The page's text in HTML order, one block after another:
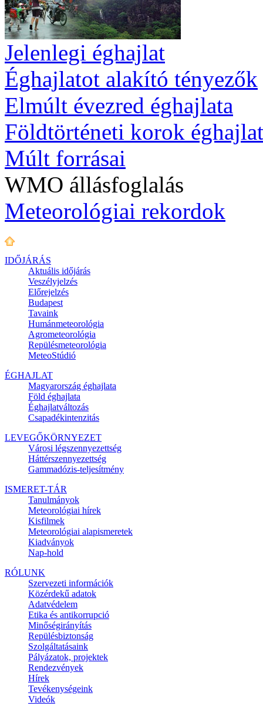
Jelenlegi éghajlat
Éghajlatot alakító tényezők
Elmúlt évezred éghajlata
Földtörténeti korok
Múlt forrásai
WMO állásfoglalás
Meteorológiai rekordok
IDŐJÁRÁS
Aktuális időjárás
Veszélyjelzés
Előrejelzés
Budapest
Tavaink
Humánmeteorológia
Agrometeorológia
Repülésmeteorológia
MeteoStúdió
ÉGHAJLAT
Magyarország éghajlata
Föld éghajlata
Éghajlatváltozás
Csapadékintenzitás
LEVEGŐKÖRNYEZET
Városi légszennyezettség
Háttérszennyezettség
Gammadózis-teljesítmény
ISMERET-TÁR
Tanulmányok
Meteorológiai hírek
Kisfilmek
Meteorológiai alapismeretek
Kiadványok
Nap-hold
RÓLUNK
Szervezeti információk
Közérdekű adatok
Adatvédelem
Etika és antikorrupció
Minőségirányítás
Repülésbiztonság
Szolgáltatásaink
Pályázatok, projektek
Rendezvények
Hírek
Tevékenységeink
Videók